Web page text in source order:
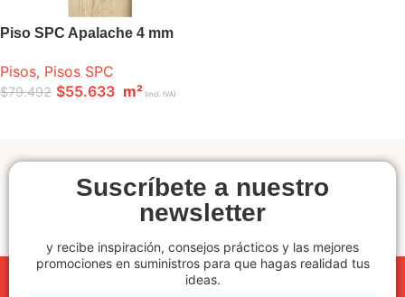
Piso SPC Apalache 4 mm
Pisos, Pisos SPC
$79.492 $55.633 m² (incl. IVA)
Suscríbete a nuestro
newsletter
y recibe inspiración, consejos prácticos y las mejores
promociones en suministros para que hagas realidad tus
ideas.